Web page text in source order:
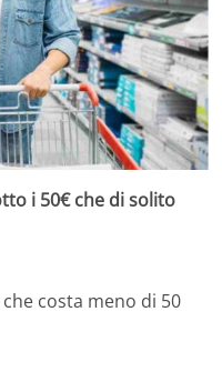
i 50€ che di solito
costa meno di 50